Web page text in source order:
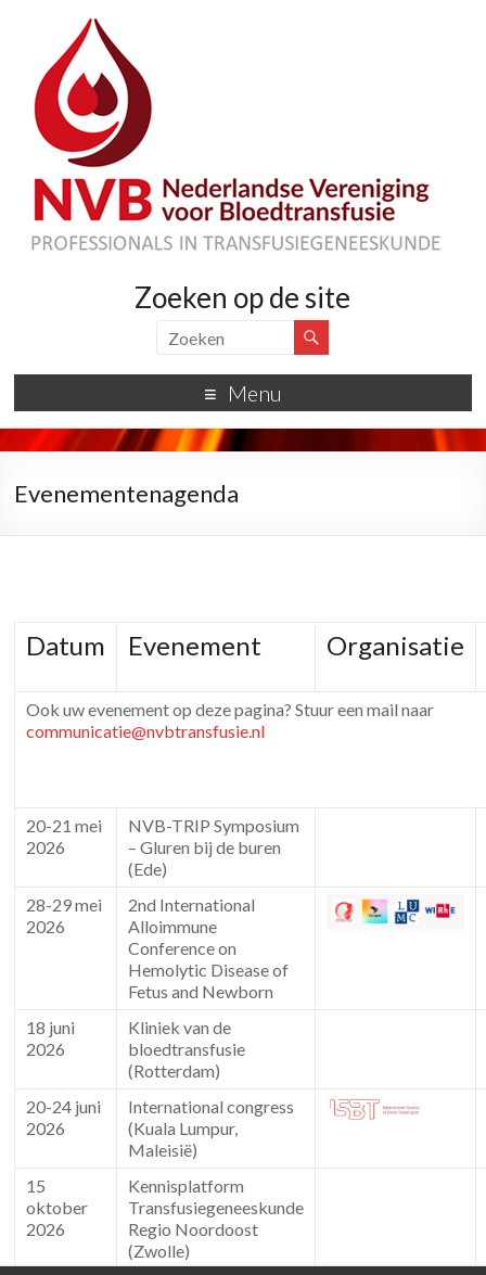
Zoeken op de site
Menu
Evenementenagenda
Datum Evenement Organisatie
Ook uw evenement op deze pagina? Stuur een mail naar
communicatie@nvbtransfusie.nl
20-21 mei
2026
NVB-TRIP Symposium
– Gluren bij de buren
(Ede)
28-29 mei
2026
2nd International
Alloimmune
Conference on
Hemolytic Disease of
Fetus and Newborn
18 juni
2026
Kliniek van de
bloedtransfusie
(Rotterdam)
20-24 juni
2026
International congress
(Kuala Lumpur,
Maleisië)
15
oktober
2026
Kennisplatform
Transfusiegeneeskunde
Regio Noordoost
(Zwolle)